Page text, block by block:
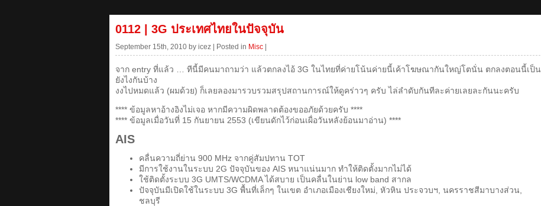
0112 | 3G ประเทศไทยในปัจจุบัน
September 15th, 2010 by icez | Posted in Misc
จาก entry ที่แล้ว … ทีนี้มีคนมาถามว่า แล้วตกลงไอ้ 3G ในไทยที่ค่ายโน้นค่ายนี้เค้าโฆษณากันใหญ่โตนั่น ตกลงตอนนี้เป็น
ยังไงกันบ้าง
งงไปหมดแล้ว (ผมด้วย) ก็เลยลองมารวบรวมสรุปสถานการณ์ให้ดูคร่าวๆ ครับ ไล่ลำดับกันทีละค่ายเลยละกันนะครับ
**** ข้อมูลหาอ้างอิงไม่เจอ หากมีความผิดพลาดต้องขออภัยด้วยครับ ****
**** ข้อมูลเมื่อวันที่ 15 กันยายน 2553 (เขียนดักไว้ก่อนเผื่อวันหลังย้อนมาอ่าน) ****
AIS
คลื่นความถี่ย่าน 900 MHz จากคู่สัมปทาน TOT
มีการใช้งานในระบบ 2G ปัจจุบันของ AIS หนาแน่นมาก ทำให้ติดตั้งมากไม่ได้
ใช้ติดตั้งระบบ 3G UMTS/WCDMA ได้สบาย เป็นคลื่นในย่าน low band สากล
ปัจจุบันมีเปิดใช้ในระบบ 3G พื้นที่เล็กๆ ในเขต อำเภอเมืองเชียงใหม่, หัวหิน ประจวบฯ, นครราชสีมาบางส่วน,
ชลบุรี